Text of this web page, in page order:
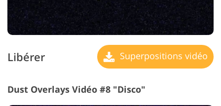
Libérer Superpositions vidéo
Dust Overlays Vidéo #8 "Disco"